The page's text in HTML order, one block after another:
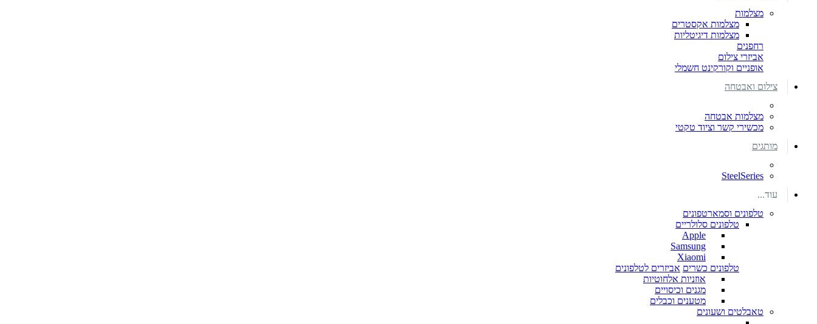
מצלמות
מצלמות אקסטרים
מצלמות דיגיטליות
רחפנים
אביזרי צילום
אופניים וקורקינט חשמלי
צילום ואבטחה
מצלמות אבטחה
מכשירי קשר וציוד טקטי
מותגים
SteelSeries
עוד...
טלפונים וסמארטפונים
טלפונים סלולריים
Apple
Samsung
Xiaomi
טלפונים כשרים אביזרים לטלפונים
אוזניות אלחוטיות
מגנים וכיסויים
מטענים וכבלים
טאבלטים ושעונים